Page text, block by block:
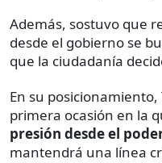
Además, sostuvo que
desde el gobierno se
que la ciudadanía
En su
primera ocasión en la
presión desde el
mantendrá una línea